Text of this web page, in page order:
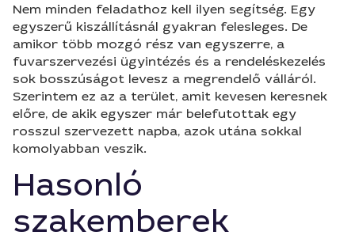
Nem minden feladathoz kell ilyen segítség. Egy
egyszerű kiszállításnál gyakran felesleges. De
amikor több mozgó rész van egyszerre, a
fuvarszervezési ügyintézés és a rendeléskezelés
sok bosszúságot levesz a megrendelő válláról.
Szerintem ez az a terület, amit kevesen keresnek
előre, de akik egyszer már belefutottak egy
rosszul szervezett napba, azok utána sokkal
komolyabban veszik.
Hasonló
szakemberek